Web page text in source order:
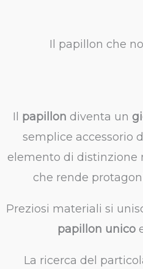
Il papillon che
Il papillon diventa un
semplice accessorio
elemento di distinzione
che rende
Preziosi materiali si
papillon unico
La ricerca del